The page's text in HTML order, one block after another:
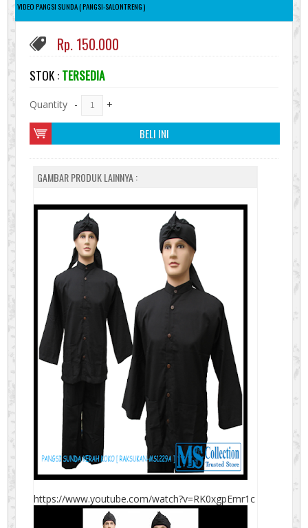
VIDEO PANGSI SUNDA ( PANGSI-SALONTRENG )
Rp. 150.000
STOK : TERSEDIA
Quantity - +
BELI INI
GAMBAR PRODUK LAINNYA :
https://www.youtube.com/watch?v=RK0xgpEmr1c